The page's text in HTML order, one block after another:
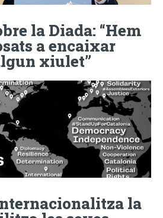
la Diada: “Hem
a encaixar
xiulet”
internacionalitza la